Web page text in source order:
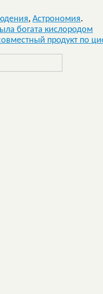
, Астрономия.
богата кислородом
продукт по